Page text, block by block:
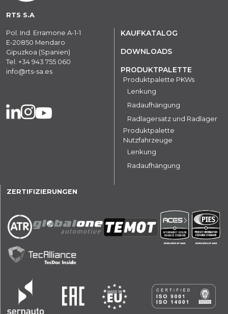
RTS S.A
Pol. Ind. Erramone A-1-1
E-20850 Mendaro
Gipuzkoa (Spanien)
Tel. +34 943 755 060
info@rts-sa.es
KAUFKATALOG
DOWNLOADS
PRODUKTPALETTE
Produktpalette PKWs
Lenkung
Radaufhängung
Radlagersatz und Radlager
Produktpalette
Nutzfahrzeuge
Lenkung
Radaufhängung
ZERTIFIZIERUNGEN